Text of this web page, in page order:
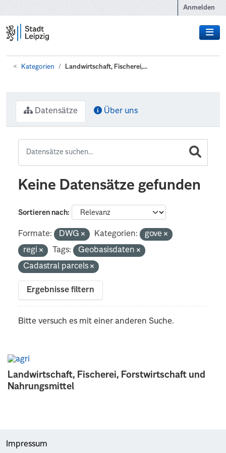
Anmelden
Kategorien Landwirtschaft, Fischerei,...
Landwirtschaft, Fischerei, Forstwirtschaft und
Nahrungsmittel
Datensätze Über uns
Keine Datensätze gefunden
Sortieren nach
Formate: DWG Kategorien:
gove
regi
Tags:
Geobasisdaten
Cadastral parcels
Ergebnisse filtern
Bitte versuch es mit einer anderen Suche.
Impressum